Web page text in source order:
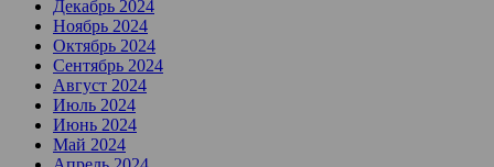
Декабрь 2024
Ноябрь 2024
Октябрь 2024
Сентябрь 2024
Август 2024
Июль 2024
Июнь 2024
Май 2024